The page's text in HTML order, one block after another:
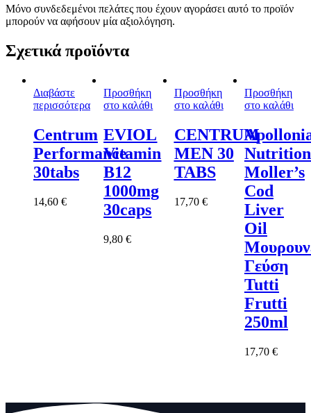
Μόνο συνδεδεμένοι πελάτες που έχουν αγοράσει αυτό το προϊόν
μπορούν να αφήσουν μία αξιολόγηση.
Σχετικά προϊόντα
Διαβάστε
περισσότερα
Centrum
Performance
30tabs
14,60 €
Προσθήκη
στο καλάθι
EVIOL
Vitamin
B12
1000mg
30caps
9,80€
Προσθήκη
στο καλάθι
CENTRUM
MEN 30
TABS
17,70 €
Προσθήκη
στο καλάθι
Nutrition
Moller’s
Cod
Liver
Oil
Γεύση
Tutti
Frutti
250ml
17,70 €